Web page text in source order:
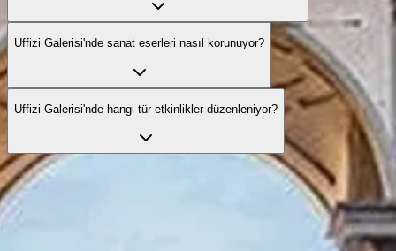
Uffizi Galerisi'nde sanat eserleri nasıl korunuyor?
Uffizi Galerisi'nde hangi tür etkinlikler düzenleniyor?